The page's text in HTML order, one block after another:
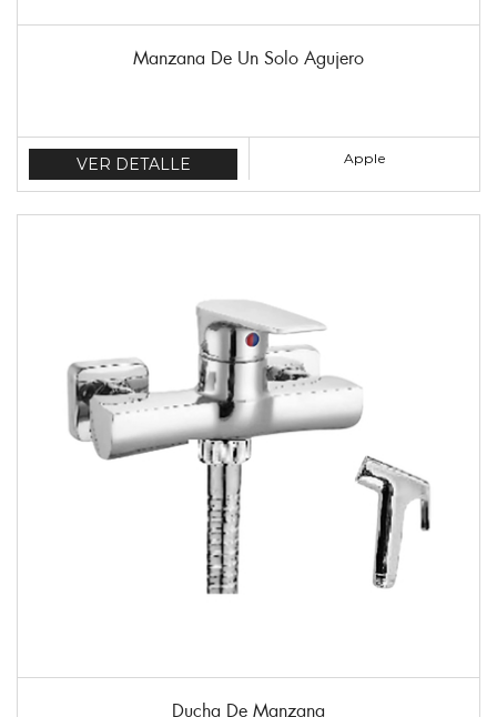
Manzana De Un Solo Agujero
VER DETALLE Apple
Ducha De Manzana